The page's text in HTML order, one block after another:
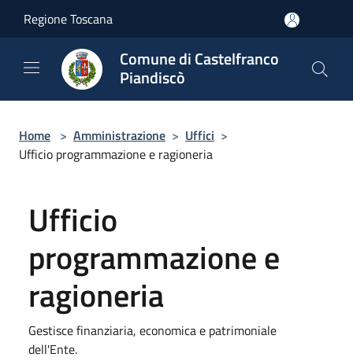
Regione Toscana
Comune di Castelfranco
Piandiscò
Home > Amministrazione > Uffici >
Ufficio programmazione e ragioneria
Ufficio
programmazione e
ragioneria
Gestisce finanziaria, economica e patrimoniale
dell'Ente.